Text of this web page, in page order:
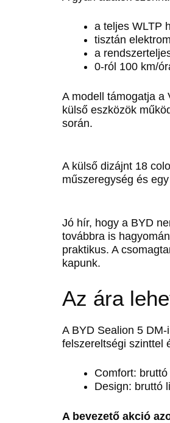
a teljes WLTP
tisztán
a
0-ról 100 km/
A modell támogatja a
külső eszközök
során.
A külső dizájnt 18
műszeregység és
Jó hír, hogy a BYD
továbbra is
praktikus. A
kapunk.
Az ára
A BYD Sealion 5
felszereltségi szinttel
Comfort:
Design: bruttó
A bevezető akció